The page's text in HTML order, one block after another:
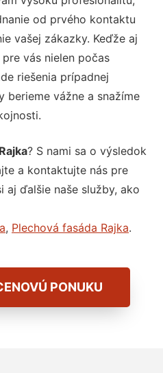
od prvého kontaktu
vašej zákazky. Keďže aj
vás nielen počas
riešenia prípadnej
berieme vážne a snažíme
? S nami sa o výsledok
a kontaktujte nás pre
aj ďalšie naše služby, ako
, Plechová fasáda Rajka.
PONUKU